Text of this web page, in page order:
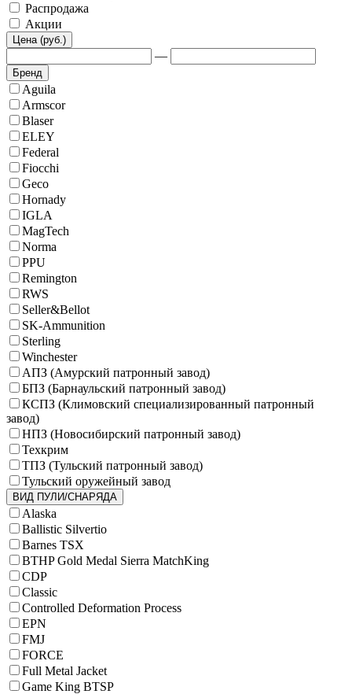
Распродажа
Акции
Цена (руб.)
—
Бренд
Aguila
Armscor
Blaser
ELEY
Federal
Fiocchi
Geco
Hornady
IGLA
MagTech
Norma
PPU
Remington
RWS
Seller&Bellot
SK-Ammunition
Sterling
Winchester
АПЗ (Амурский патронный завод)
БПЗ (Барнаульский патронный завод)
КСПЗ (Климовский специализированный патронный
завод)
НПЗ (Новосибирский патронный завод)
Техкрим
ТПЗ (Тульский патронный завод)
Тульский оружейный завод
ВИД ПУЛИ/СНАРЯДА
Alaska
Ballistic Silvertio
Barnes TSX
BTHP Gold Medal Sierra MatchKing
CDP
Classic
Controlled Deformation Process
EPN
FMJ
FORCE
Full Metal Jacket
Game King BTSP